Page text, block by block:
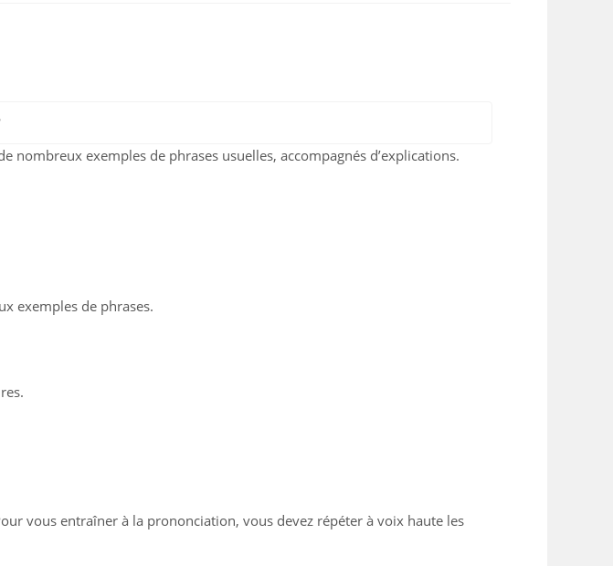
exemples de phrases usuelles, accompagnés d’explications.
exemples de phrases.
vous entraîner à la prononciation, vous devez répéter à voix haute les